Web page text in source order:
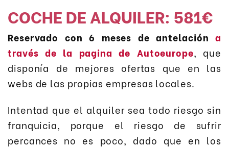
COCHE DE ALQUILER: 581€
Reservado con 6 meses de antelacióna
través de la pagina de Autoeurope, que
disponía de mejores ofertas que en las
webs de las propias empresas locales.
Intentad que el alquiler sea todo riesgo sin
franquicia, porque el riesgo de sufrir
percances no es poco, dado que en los